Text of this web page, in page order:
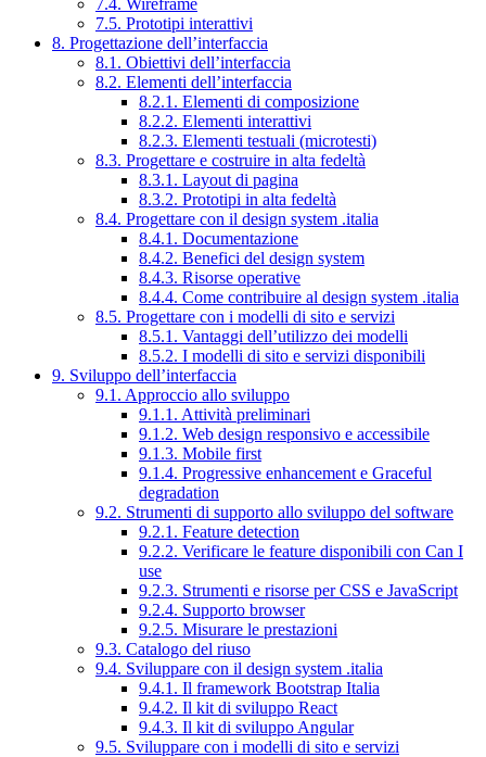
7.4. Wireframe
7.5. Prototipi interattivi
8. Progettazione dell’interfaccia
8.1. Obiettivi dell’interfaccia
8.2. Elementi dell’interfaccia
8.2.1. Elementi di composizione
8.2.2. Elementi interattivi
8.2.3. Elementi testuali (microtesti)
8.3. Progettare e costruire in alta fedeltà
8.3.1. Layout di pagina
8.3.2. Prototipi in alta fedeltà
8.4. Progettare con il design system .italia
8.4.1. Documentazione
8.4.2. Benefici del design system
8.4.3. Risorse operative
8.4.4. Come contribuire al design system .italia
8.5. Progettare con i modelli di sito e servizi
8.5.1. Vantaggi dell’utilizzo dei modelli
8.5.2. I modelli di sito e servizi disponibili
9. Sviluppo dell’interfaccia
9.1. Approccio allo sviluppo
9.1.1. Attività preliminari
9.1.2. Web design responsivo e accessibile
9.1.3. Mobile first
9.1.4. Progressive enhancement e Graceful
degradation
9.2. Strumenti di supporto allo sviluppo del software
9.2.1. Feature detection
9.2.2. Verificare le feature disponibili con Can I
use
9.2.3. Strumenti e risorse per CSS e JavaScript
9.2.4. Supporto browser
9.2.5. Misurare le prestazioni
9.3. Catalogo del riuso
9.4. Sviluppare con il design system .italia
9.4.1. Il framework Bootstrap Italia
9.4.2. Il kit di sviluppo React
9.4.3. Il kit di sviluppo Angular
9.5. Sviluppare con i modelli di sito e servizi